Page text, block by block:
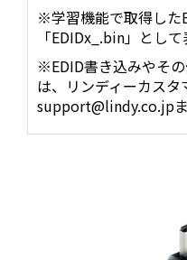
※学習機能で取得した
「EDIDx_.bin」とし
※EDID書き込みやそ
は、リンディーカス
support@lindy.co.jpま